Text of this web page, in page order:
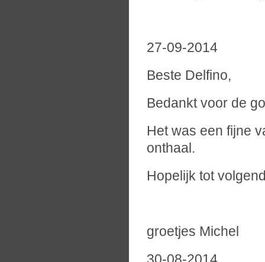
27-09-2014
Beste Delfino,
Bedankt voor de
Het was een fijne
onthaal.
Hopelijk tot
groetjes Michel